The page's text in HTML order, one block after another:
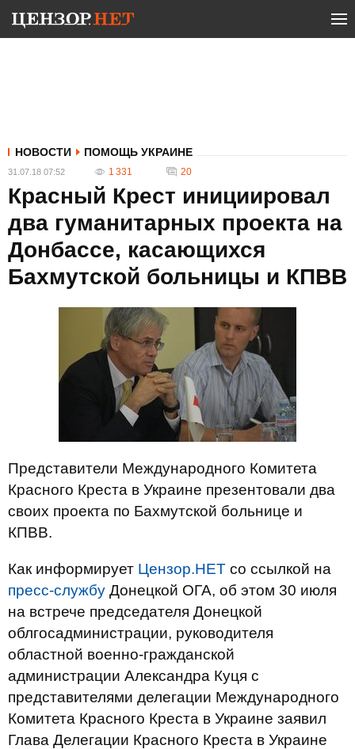
НОВОСТИ ПОМОЩЬ УКРАИНЕ
31.07.18 07:52 1 331 20
Красный Крест инициировал
два гуманитарных проекта на
Донбассе, касающихся
Бахмутской больницы и КПВВ
Представители Международного Комитета
Красного Креста в Украине презентовали два
своих проекта по Бахмутской больнице и
КПВВ.
Как информирует Цензор.НЕТ со ссылкой на
пресс-службу Донецкой ОГА, об этом 30 июля
на встрече председателя Донецкой
облгосадминистрации, руководителя
областной военно-гражданской
администрации Александра Куця с
представителями делегации Международного
Комитета Красного Креста в Украине заявил
Глава Делегации Красного Креста в Украине